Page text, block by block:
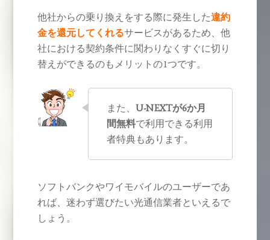
他社からの乗り換えをする際に発生した違約
金を還元してくれるサービスがあるため、他
社における契約条件に関わりなくすぐに切り
替えができるのもメリットの1つです。
また、U-NEXTが6か月
間無料で利用できる利用
者特典もあります。
ソフトバンクやワイモバイルのユーザーであ
れば、迷わず選びたい光通信業者といえるで
しょう。